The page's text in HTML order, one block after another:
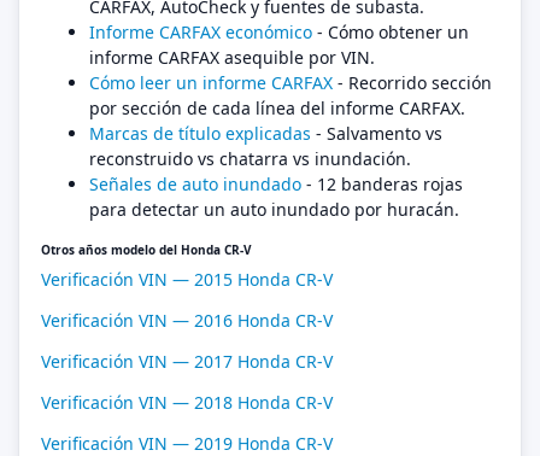
CARFAX, AutoCheck y fuentes de subasta.
Informe CARFAX económico - Cómo obtener un
informe CARFAX asequible por VIN.
Cómo leer un informe CARFAX - Recorrido sección
por sección de cada línea del informe CARFAX.
Marcas de título explicadas - Salvamento vs
reconstruido vs chatarra vs inundación.
Señales de auto inundado - 12 banderas rojas
para detectar un auto inundado por huracán.
Otros años modelo del Honda CR-V
Verificación VIN — 2015 Honda CR-V
Verificación VIN — 2016 Honda CR-V
Verificación VIN — 2017 Honda CR-V
Verificación VIN — 2018 Honda CR-V
Verificación VIN — 2019 Honda CR-V